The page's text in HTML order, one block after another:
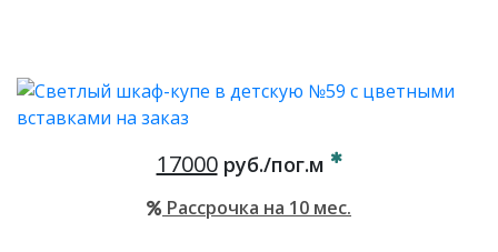
17000руб./пог.м
Рассрочка на 10 мес.